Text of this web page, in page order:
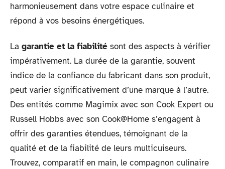
harmonieusement dans votre espace culinaire et
répond à vos besoins énergétiques.
La garantie et la fiabilité sont des aspects à vérifier
impérativement. La durée de la garantie, souvent
indice de la confiance du fabricant dans son produit,
peut varier significativement d’une marque à l’autre.
Des entités comme Magimix avec son Cook Expert ou
Russell Hobbs avec son Cook@Home s’engagent à
offrir des garanties étendues, témoignant de la
qualité et de la fiabilité de leurs multicuiseurs.
Trouvez, comparatif en main, le compagnon culinaire